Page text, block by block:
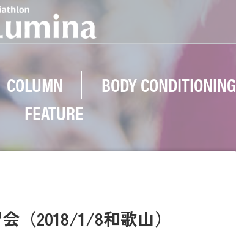
COLUMN BODY CONDITIONING
FEATURE
（2018/1/8和歌山）